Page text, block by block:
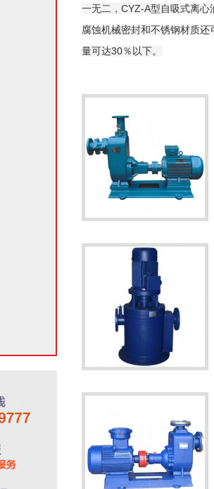
一无二，CYZ-A型自吸式离
腐蚀机械密封和不锈钢材质
量可达30％以下。